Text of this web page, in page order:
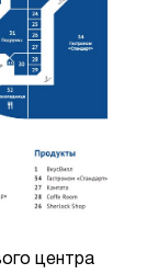
центра